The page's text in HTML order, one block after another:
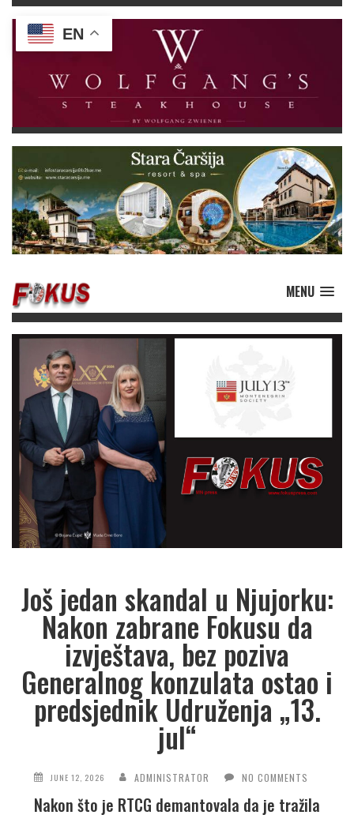
MENU
Još jedan skandal u Njujorku:
Nakon zabrane Fokusu da
izvještava, bez poziva
Generalnog konzulata ostao i
predsjednik Udruženja „13.
jul“
JUNE 12, 2026 ADMINISTRATOR NO COMMENTS
Nakon što je RTCG demantovala da je tražila
EN